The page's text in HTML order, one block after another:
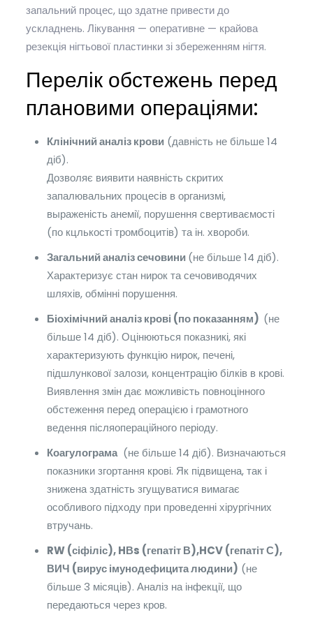
запальний процес, що здатне привести до
ускладнень. Лікування — оперативне — крайова
резекція нігтьової пластинки зі збереженням нігтя.
Перелік обстежень перед
плановими операціями:
Клінічний аналіз крови(давність не більше 14
діб).
Дозволяє виявити наявність скритих
запалювальних процесів в организмі,
выраженість анемії, порушення свертиваємості
(по кцлькості тромбоцитів) та ін. хвороби.
Загальний аналіз сечовини(не більше 14 діб).
Характеризує стан нирок та сечовиводячих
шляхів, обмінні порушення.
Біохімічний аналіз крові (по показанням) (не
більше 14 діб). Оцінюються показникі, які
характеризують функцію нирок, печені,
підшлункової залози, концентрацію білків в крові.
Виявлення змін дає можливість повноцінного
обстеження перед операцією і грамотного
ведення післяопераційного періоду.
Коагулограма(не більше 14 діб). Визначаються
показники згортання крові. Як підвищена, так і
знижена здатність згущуватися вимагає
особливого підходу при проведенні хірургічних
втручань.
RW (сіфіліс), HВs (гепатіт В),HCV (гепатіт С),
ВИЧ (вирусімунодефицита людини) (не
більше 3 місяців). Аналіз на інфекції, що
передаються через кров.